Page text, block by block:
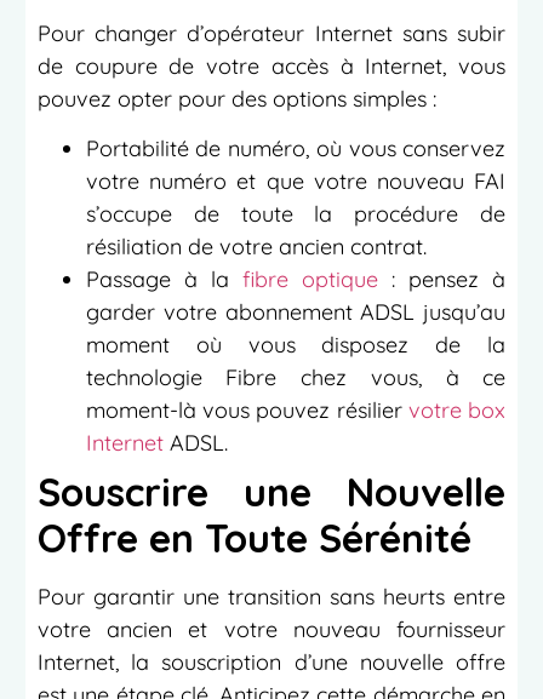
Pour changer d’opérateur Internet sans subir
de coupure de votre accès à Internet, vous
pouvez opter pour des options simples :
Portabilité de numéro, où vous conservez
votre numéro et que votre nouveau FAI
s’occupe de toute la procédure de
résiliation de votre ancien contrat.
Passage à la fibre optique : pensez à
garder votre abonnement ADSL jusqu’au
moment où vous disposez de la
technologie Fibre chez vous, à ce
moment-là vous pouvez résilier votre box
InternetADSL.
Souscrire une Nouvelle
Offre en Toute Sérénité
Pour garantir une transition sans heurts entre
votre ancien et votre nouveau fournisseur
Internet, la souscription d’une nouvelle offre